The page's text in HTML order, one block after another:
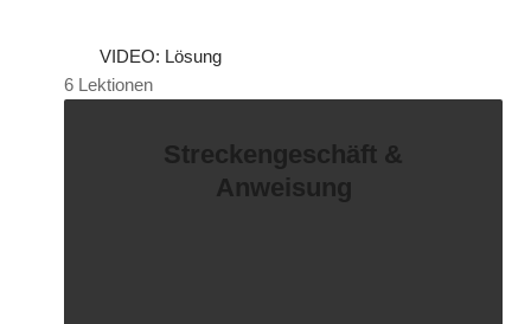
VIDEO: Lösung
6 Lektionen
Streckengeschäft &
Anweisung